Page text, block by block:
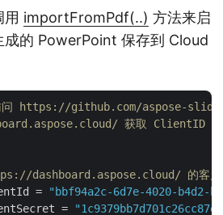
用 importFromPdf(..) 方法来启
成的 PowerPoint 保存到 Cloud
问 https://github.com/aspose-
获取 ClientID
dashboard.aspose.cloud/ 的客户
=
"bbf94a2c-6d7e-4020-b4d2-
=